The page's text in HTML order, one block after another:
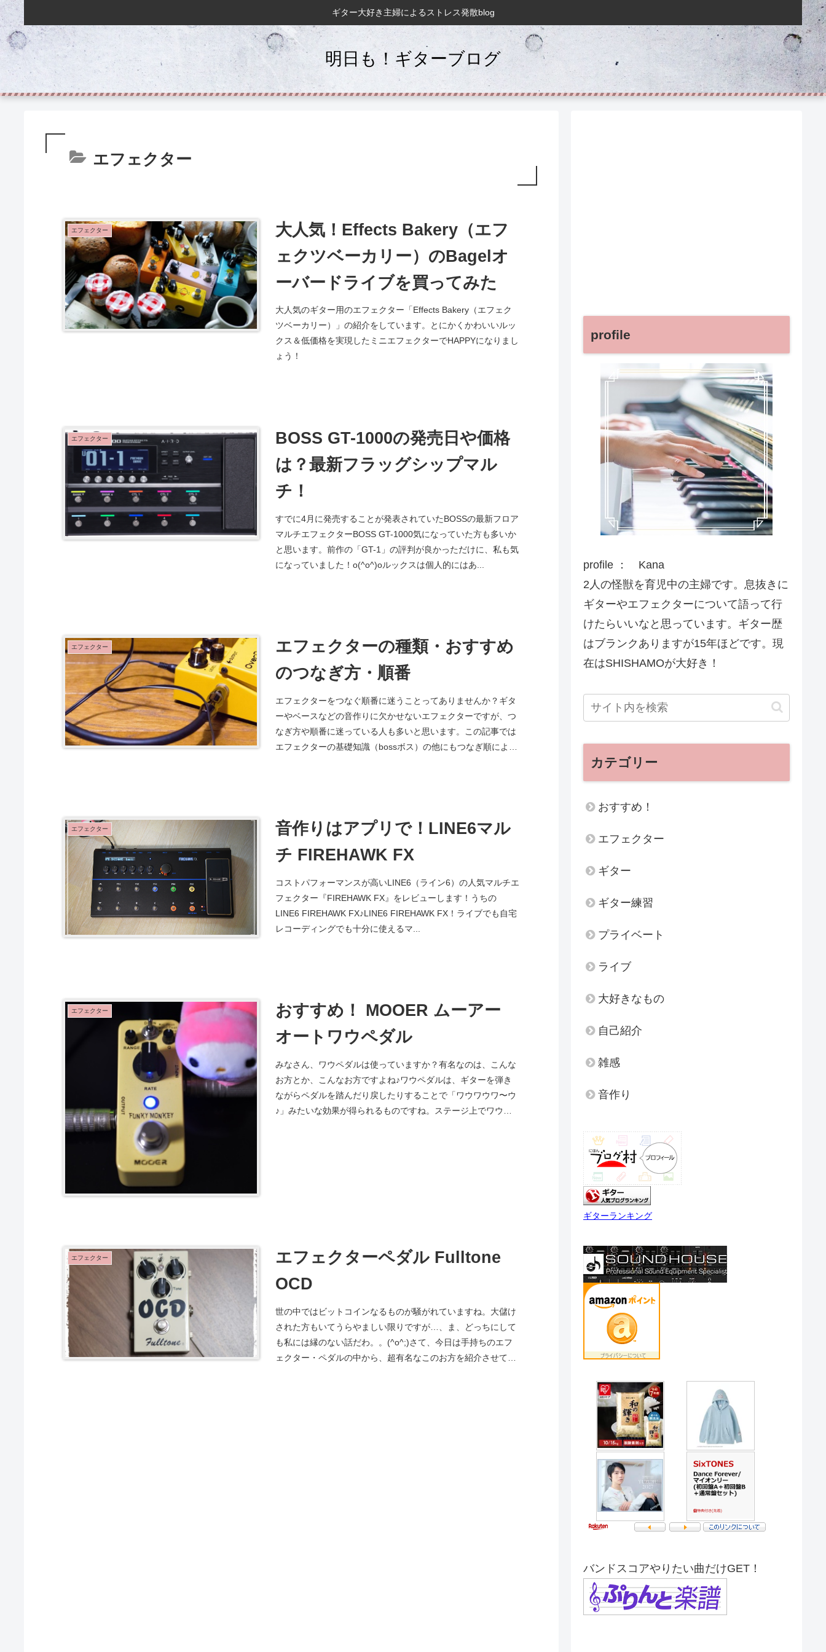
ギター大好き主婦によるストレス発散blog
明日も！ギターブログ
エフェクター
エフェクター
大人気！Effects Bakery（エフ
ェクツベーカリー）のBagelオ
ーバードライブを買ってみた
大人気のギター用のエフェクター「Effects Bakery（エフェク
ツベーカリー）」の紹介をしています。とにかくかわいいルッ
クス＆低価格を実現したミニエフェクターでHAPPYになりまし
ょう！
エフェクター
BOSS GT-1000の発売日や価格
は？最新フラッグシップマル
チ！
すでに4月に発売することが発表されていたBOSSの最新フロア
マルチエフェクターBOSS GT-1000気になっていた方も多いか
と思います。前作の「GT-1」の評判が良かっただけに、私も気
になっていました！o(^o^)oルックスは個人的にはあ...
エフェクター
エフェクターの種類・おすすめ
のつなぎ方・順番
エフェクターをつなぐ順番に迷うことってありませんか？ギタ
ーやベースなどの音作りに欠かせないエフェクターですが、つ
なぎ方や順番に迷っている人も多いと思います。この記事では
エフェクターの基礎知識（bossボス）の他にもつなぎ順によっ
エフェクター
音作りはアプリで！LINE6マル
チ FIREHAWK FX
コストパフォーマンスが高いLINE6（ライン6）の人気マルチエ
フェクター『FIREHAWK FX』をレビューします！うちの
LINE6 FIREHAWK FX♪LINE6 FIREHAWK FX！ライブでも自宅
レコーディングでも十分に使えるマ...
エフェクター
おすすめ！ MOOER ムーアー
オートワウペダル
みなさん、ワウペダルは使っていますか？有名なのは、こんな
お方とか、こんなお方ですよね♪ワウペダルは、ギターを弾き
ながらペダルを踏んだり戻したりすることで「ワウワウワ〜ウ
♪」みたいな効果が得られるものですね。ステージ上でワウペ
エフェクター
エフェクターペダル Fulltone
OCD
世の中ではビットコインなるものが騒がれていますね。大儲け
された方もいてうらやましい限りですが…、ま、どっちにして
も私には縁のない話だわ。。(^o^;)さて、今日は手持ちのエフ
ェクター・ペダルの中から、超有名なこのお方を紹介させてい
profile
profile ： Kana
2人の怪獣を育児中の主婦です。息抜きに
ギターやエフェクターについて語って行
けたらいいなと思っています。ギター歴
はブランクありますが15年ほどです。現
在はSHISHAMOが大好き！
カテゴリー
おすすめ！
エフェクター
ギター
ギター練習
プライベート
ライブ
大好きなもの
自己紹介
雑感
音作り
ギターランキング
バンドスコアやりたい曲だけGET！